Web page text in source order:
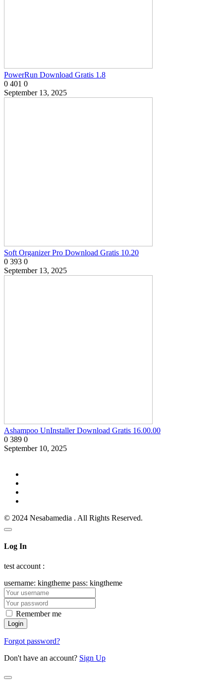
PowerRun Download Gratis 1.8
0 401 0
September 13, 2025
Soft Organizer Pro Download Gratis 10.20
0 393 0
September 13, 2025
Ashampoo UnInstaller Download Gratis 16.00.00
0 389 0
September 10, 2025
© 2024 Nesabamedia . All Rights Reserved.
Log In
test account :
username: kingtheme pass: kingtheme
Remember me
Forgot password?
Don't have an account? Sign Up